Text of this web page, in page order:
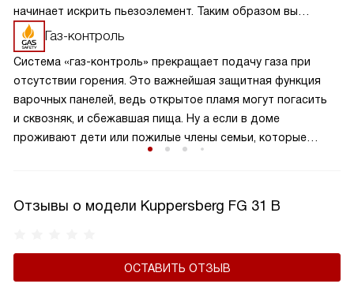
начинает искрить пьезоэлемент. Таким образом вы
получаете пламя движением одной руки, что важно для
безопасности и попросту удобно.
Газ-контроль
Система «газ-контроль» прекращает подачу газа при
отсутствии горения. Это важнейшая защитная функция
варочных панелей, ведь открытое пламя могут погасить
и сквозняк, и сбежавшая пища. Ну а если в доме
проживают дети или пожилые члены семьи, которые
Отзывы о модели Kuppersberg FG 31 B
ОСТАВИТЬ ОТЗЫВ